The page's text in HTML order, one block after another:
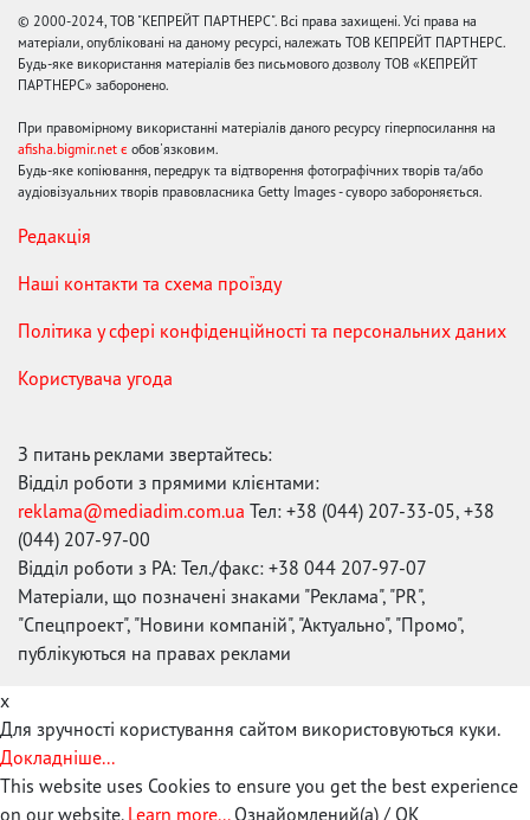
© 2000-2024, ТОВ "КЕПРЕЙТ ПАРТНЕРС". Всі права захищені. Усі права на
матеріали, опубліковані на даному ресурсі, належать ТОВ КЕПРЕЙТ ПАРТНЕРС.
Будь-яке використання матеріалів без письмового дозволу ТОВ «КЕПРЕЙТ
ПАРТНЕРС» заборонено.
При правомірному використанні матеріалів даного ресурсу гіперпосилання на
afisha.bigmir.net є обов'язковим.
Будь-яке копіювання, передрук та відтворення фотографічних творів та/або
аудіовізуальних творів правовласника Getty Images - суворо забороняється.
Редакція
Наші контакти та схема проїзду
Політика у сфері конфіденційності та персональних даних
Користувача угода
З питань реклами звертайтесь:
Відділ роботи з прямими клієнтами:
reklama@mediadim.com.ua Тел: +38 (044) 207-33-05, +38
(044) 207-97-00
Відділ роботи з РА: Тел./факс: +38 044 207-97-07
Матеріали, що позначені знаками "Реклама", "PR",
"Спецпроект", "Новини компаній", "Актуально", "Промо",
публікуються на правах реклами
x
Для зручності користування сайтом використовуються куки.
Докладніше...
This website uses Cookies to ensure you get the best experience
on our website. Learn more... Ознайомлений(а) / OK